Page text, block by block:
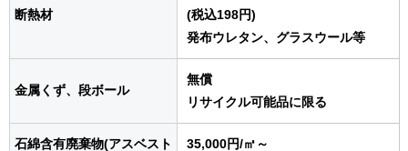
断熱材
(税込198円)
発布ウレタン、グラスウール等
金属くず、段ボール
無償
リサイクル可能品に限る
石綿含有廃棄物(アスベスト
35,000円/㎥ ～